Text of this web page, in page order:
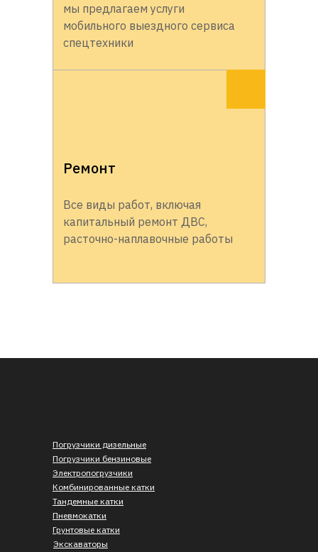
мы предлагаем услуги
мобильного выездного сервиса
спецтехники
Ремонт
Все виды работ, включая
капитальный ремонт ДВС,
расточно-наплавочные работы
Погрузчики дизельные
Погрузчики бензиновые
Электропогрузчики
Экскаваторы
Комбинированные катки
Грунтовые катки
Тандемные катки
Пневмокатки